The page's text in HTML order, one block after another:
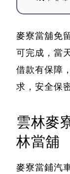
麥寮當舖免
可完成，當
借款有保障
求，安全保
雲林麥
林當舖
麥寮當鋪汽